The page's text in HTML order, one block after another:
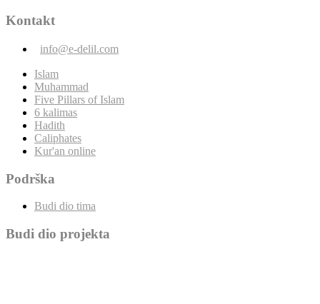
Kontakt
info@e-delil.com
Islam
Muhammad
Five Pillars of Islam
6 kalimas
Hadith
Caliphates
Kur'an online
Podrška
Budi dio tima
Budi dio projekta